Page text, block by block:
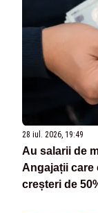
28 iul. 2026, 19:49
Au salarii de
Angajații care
creșteri de